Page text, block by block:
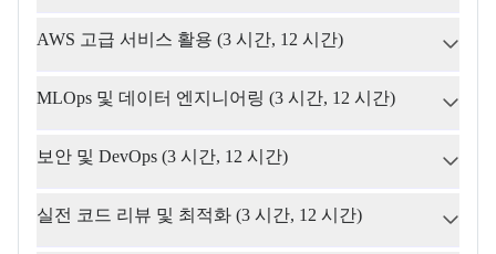
AWS 고급 서비스 활용 (3 시간, 12 시간)
MLOps 및 데이터 엔지니어링 (3 시간, 12 시간)
보안 및 DevOps (3 시간, 12 시간)
실전 코드 리뷰 및 최적화 (3 시간, 12 시간)